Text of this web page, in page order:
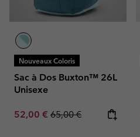
Nouveaux Coloris
Sac à Dos Buxton™ 26L
Unisexe
Sale price:
52,00 € Regular price:
65,00 €